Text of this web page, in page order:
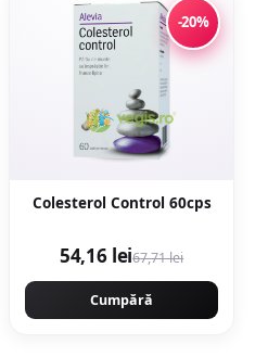
-20%
Colesterol Control 60cps
54,16 lei67,71 lei
Cumpără